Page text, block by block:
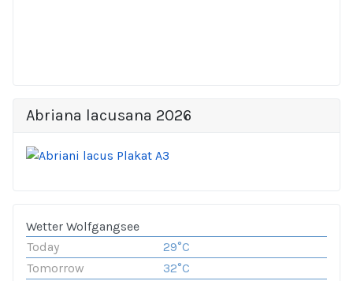
Abriana lacusana 2026
Wetter Wolfgangsee
Today
29°C
Tomorrow
32°C